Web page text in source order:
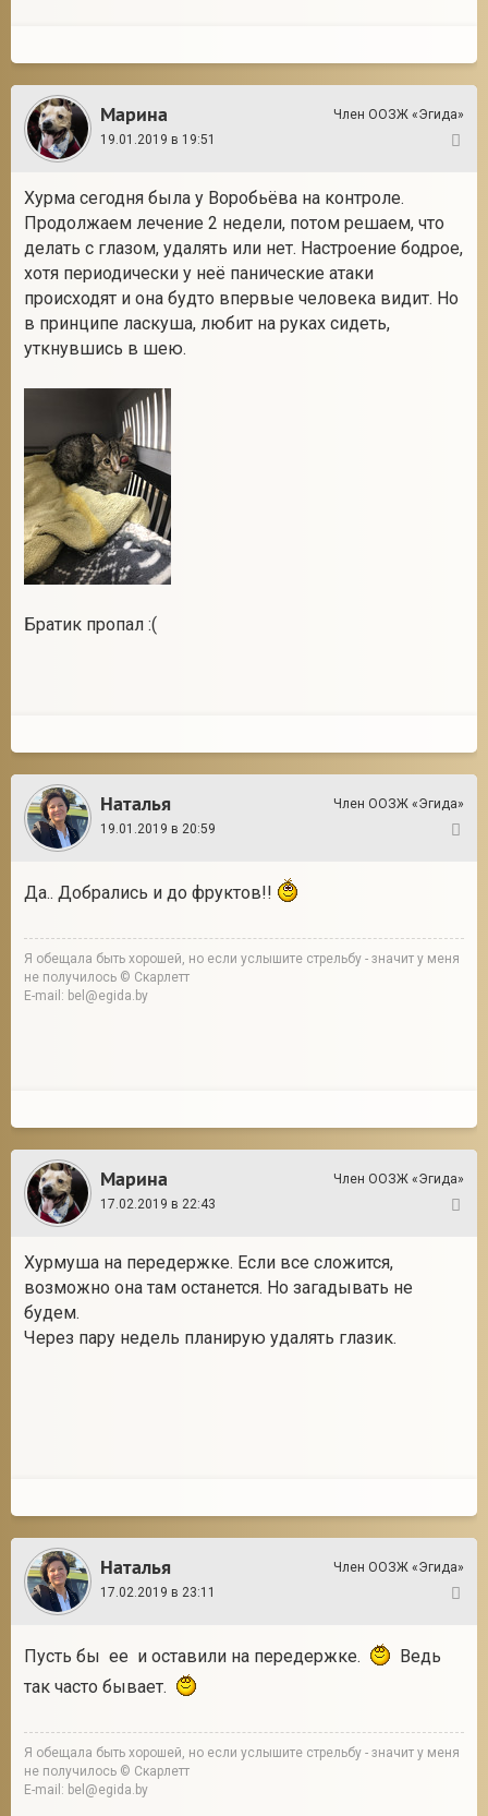
Марина
Член ООЗЖ «Эгида»
19.01.2019 в 19:51
Хурма сегодня была у Воробьёва на контроле.
Продолжаем лечение 2 недели, потом решаем, что
делать с глазом, удалять или нет. Настроение бодрое,
хотя периодически у неё панические атаки
происходят и она будто впервые человека видит. Но
в принципе ласкуша, любит на руках сидеть,
уткнувшись в шею.
Братик пропал :(
Наталья
Член ООЗЖ «Эгида»
19.01.2019 в 20:59
Да.. Добрались и до фруктов!!
Я обещала быть хорошей, но если услышите стрельбу - значит у меня
не получилось © Скарлетт
E-mail: bel@egida.by
Марина
Член ООЗЖ «Эгида»
17.02.2019 в 22:43
Хурмуша на передержке. Если все сложится,
возможно она там останется. Но загадывать не
будем.
Через пару недель планирую удалять глазик.
Наталья
Член ООЗЖ «Эгида»
17.02.2019 в 23:11
Пусть бы ее и оставили на передержке.
Ведь
так часто бывает.
Я обещала быть хорошей, но если услышите стрельбу - значит у меня
не получилось © Скарлетт
E-mail: bel@egida.by